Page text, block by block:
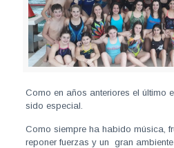
Como en años anteriores el último
sido especial.
Como siempre ha habido música,
reponer fuerzas y un gran